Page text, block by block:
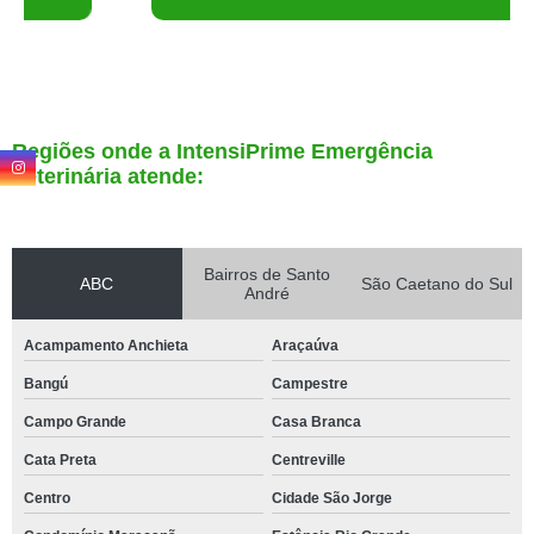
Regiões onde a IntensiPrime Emergência
Veterinária atende:
ABC
Bairros de Santo
André
São Caetano do Sul
Acampamento Anchieta Araçaúva
Bangú Campestre
Campo Grande Casa Branca
Cata Preta Centreville
Centro Cidade São Jorge